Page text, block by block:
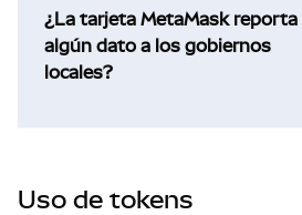
¿La tarjeta MetaMask reporta
algún dato a los gobiernos
locales?
Uso de tokens